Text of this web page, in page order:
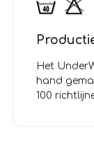
Het
hand
100